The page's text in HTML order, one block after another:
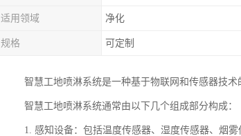
适用领域 净化
规格 可定制
智慧工地喷淋系统是一种基于物联网和传感器技
智慧工地喷淋系统通常由以下几个组成部分构成：
1. 感知设备：包括温度传感器、湿度传感器、烟